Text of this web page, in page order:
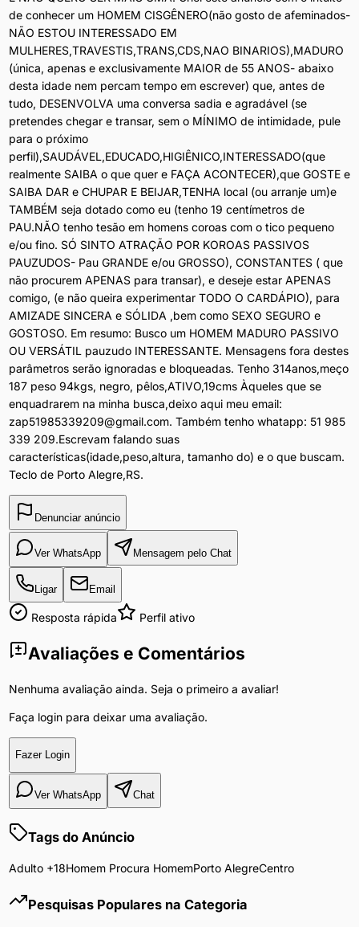
QUERO
SER
MAIS
UMA.
Criei
este
anúncio
com
intuito
de
conhecer
um
HOMEM
CISGÊNERO(não
gosto
de
afeminados-
NÃO
ESTOU
INTERESSADO
EM
MULHERES,TRAVESTIS,TRANS,CDS,NAO
BINARIOS),MADURO
(única,
apenas
exclusivamente
MAIOR
55
ANOS-
abaixo
desta
idade
nem
percam
tempo
escrever)
que,
DESENVOLVA
uma
sadia
agradável
pretendes
de conhecer um HOMEM CISGÊNERO(não gosto de afeminados-
NÃO ESTOU INTERESSADO EM
MULHERES,TRAVESTIS,TRANS,CDS,NAO BINARIOS),MADURO
(única, apenas e exclusivamente MAIOR de 55 ANOS- abaixo
desta idade nem percam tempo em escrever) que, antes de
tudo, DESENVOLVA uma conversa sadia e agradável (se
pretendes chegar e transar, sem o MÍNIMO de intimidade, pule
para o próximo
perfil),SAUDÁVEL,EDUCADO,HIGIÊNICO,INTERESSADO(que
realmente SAIBA o que quer e FAÇA ACONTECER),que GOSTE e
SAIBA DAR e CHUPAR E BEIJAR,TENHA local (ou arranje um)e
TAMBÉM seja dotado como eu (tenho 19 centímetros de
PAU.NÃO tenho tesão em homens coroas com o tico pequeno
e/ou fino. SÓ SINTO ATRAÇÃO POR KOROAS PASSIVOS
PAUZUDOS- Pau GRANDE e/ou GROSSO), CONSTANTES ( que
não procurem APENAS para transar), e deseje estar APENAS
comigo, (e não queira experimentar TODO O CARDÁPIO), para
AMIZADE SINCERA e SÓLIDA ,bem como SEXO SEGURO e
GOSTOSO. Em resumo: Busco um HOMEM MADURO PASSIVO
OU VERSÁTIL pauzudo INTERESSANTE. Mensagens fora destes
parâmetros serão ignoradas e bloqueadas. Tenho 314anos,meço
187 peso 94kgs, negro, pêlos,ATIVO,19cms Àqueles que se
enquadrarem na minha busca,deixo aqui meu email:
zap51985339209@gmail.com. Também tenho whatapp: 51 985
339 209.Escrevam falando suas
características(idade,peso,altura, tamanho do) e o que buscam.
Teclo de Porto Alegre,RS.
Denunciar anúncio
Ver WhatsApp Mensagem pelo Chat
Ligar Email
Resposta rápida Perfil ativo
Avaliações e Comentários
Nenhuma avaliação ainda. Seja o primeiro a avaliar!
Faça login para deixar uma avaliação.
Fazer Login
Ver WhatsApp Chat
Tags do Anúncio
Adulto +18Homem Procura HomemPorto AlegreCentro
Pesquisas Populares na Categoria